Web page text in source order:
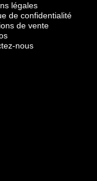
légales
de confidentialité
de vente
nous